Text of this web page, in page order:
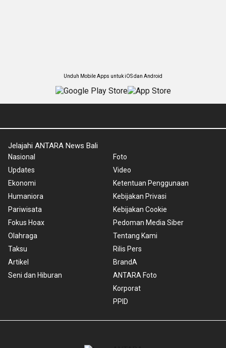
Unduh Mobile Apps untuk iOS dan Android
Jelajahi ANTARA News Bali
Nasional
Updates
Ekonomi
Humaniora
Pariwisata
Fokus Hoax
Olahraga
Taksu
Artikel
Seni dan Hiburan
Foto
Video
Ketentuan Penggunaan
Kebijakan Privasi
Kebijakan Cookie
Pedoman Media Siber
Tentang Kami
Rilis Pers
BrandA
ANTARA Foto
Korporat
PPID